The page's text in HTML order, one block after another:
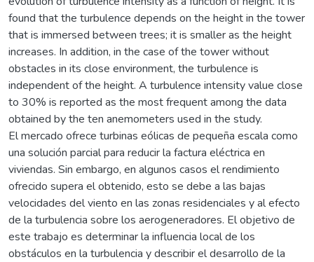
found that the turbulence depends on the height in the tower
that is immersed between trees; it is smaller as the height
increases. In addition, in the case of the tower without
obstacles in its close environment, the turbulence is
independent of the height. A turbulence intensity value close
to 30% is reported as the most frequent among the data
obtained by the ten anemometers used in the study.
El mercado ofrece turbinas eólicas de pequeña escala como
una solución parcial para reducir la factura eléctrica en
viviendas. Sin embargo, en algunos casos el rendimiento
ofrecido supera el obtenido, esto se debe a las bajas
velocidades del viento en las zonas residenciales y al efecto
de la turbulencia sobre los aerogeneradores. El objetivo de
este trabajo es determinar la influencia local de los
obstáculos en la turbulencia y describir el desarrollo de la